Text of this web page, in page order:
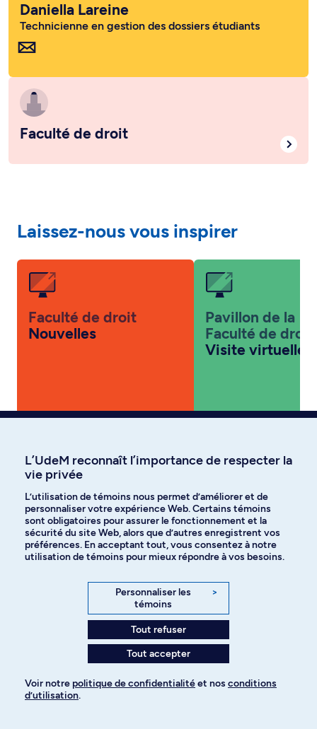
Daniella Lareine
Technicienne en gestion des dossiers étudiants
Faculté de droit
Laissez-nous vous inspirer
Faculté de droit
Nouvelles
Pavillon de la
Faculté de droit
Visite virtuelle
Activités de recherche
Unité de recherche
Avec ses nombreux centres et chaires dédiés à
savoir et alimente la réflexion. Référez-vous à la
faculté ou au vice-rectorat à la recherche, à la
L’UdeM reconnaît l’importance de respecter la
vie privée
L’utilisation de témoins nous permet d’améliorer et de
personnaliser votre expérience Web. Certains témoins
sont obligatoires pour assurer le fonctionnement et la
sécurité du site Web, alors que d’autres enregistrent vos
préférences. En acceptant tout, vous consentez à notre
utilisation de témoins pour mieux répondre à vos besoins.
Personnaliser les
témoins
>
Tout refuser
Tout accepter
Voir notre politique de confidentialitéet nos conditions
d’utilisation.